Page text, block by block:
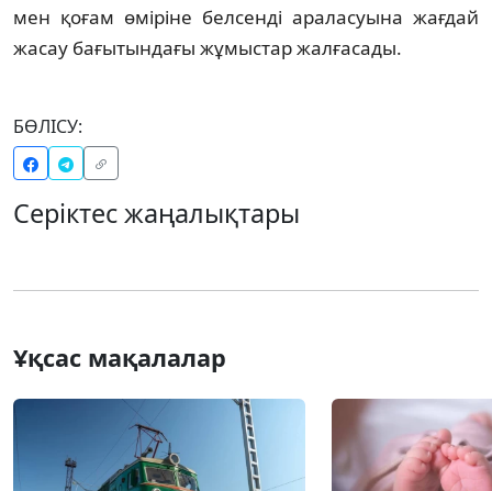
мен қоғам өміріне белсенді араласуына жағдай
жасау бағытындағы жұмыстар жалғасады.
БӨЛІСУ:
Серіктес жаңалықтары
Ұқсас мақалалар